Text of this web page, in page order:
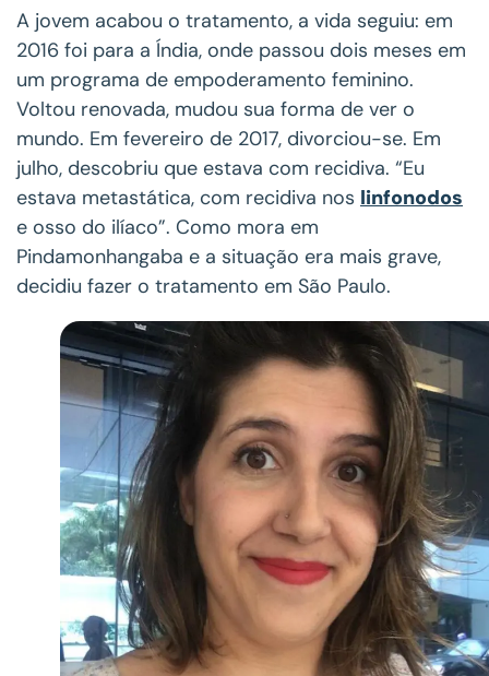
A jovem acabou o tratamento, a vida seguiu: em
2016 foi para a Índia, onde passou dois meses em
um programa de empoderamento feminino.
Voltou renovada, mudou sua forma de ver o
mundo. Em fevereiro de 2017, divorciou-se. Em
julho, descobriu que estava com recidiva. “Eu
estava metastática, com recidiva nos linfonodos
e osso do ilíaco”. Como mora em
Pindamonhangaba e a situação era mais grave,
decidiu fazer o tratamento em São Paulo.